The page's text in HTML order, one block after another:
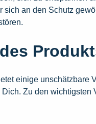
sich an den Schutz
einige unschätzbare
Zu den wichtigsten